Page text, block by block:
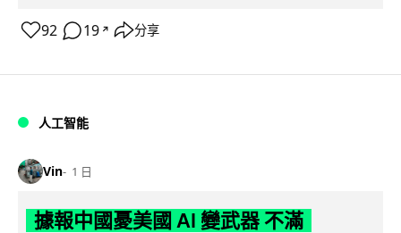
92 19 ↗ 分享
人工智能
Vin 1 日
據報中國憂美國 AI 變武器 不滿